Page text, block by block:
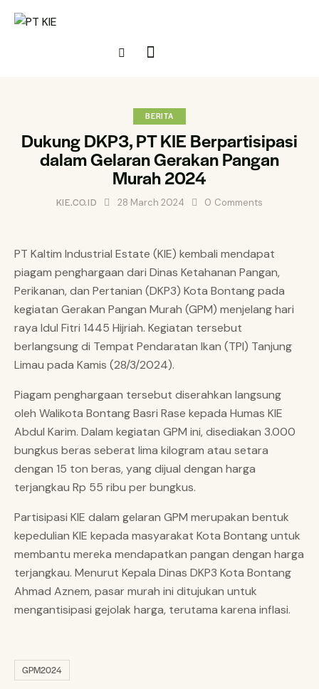
BERITA
Dukung DKP3, PT KIE Berpartisipasi
dalam Gelaran Gerakan Pangan
Murah 2024
KIE.CO.ID 28 March 2024 0 Comments
PT Kaltim Industrial Estate (KIE) kembali mendapat
piagam penghargaan dari Dinas Ketahanan Pangan,
Perikanan, dan Pertanian (DKP3) Kota Bontang pada
kegiatan Gerakan Pangan Murah (GPM) menjelang hari
raya Idul Fitri 1445 Hijriah. Kegiatan tersebut
berlangsung di Tempat Pendaratan Ikan (TPI) Tanjung
Limau pada Kamis (28/3/2024).
Piagam penghargaan tersebut diserahkan langsung
oleh Walikota Bontang Basri Rase kepada Humas KIE
Abdul Karim. Dalam kegiatan GPM ini, disediakan 3.000
bungkus beras seberat lima kilogram atau setara
dengan 15 ton beras, yang dijual dengan harga
terjangkau Rp 55 ribu per bungkus.
Partisipasi KIE dalam gelaran GPM merupakan bentuk
kepedulian KIE kepada masyarakat Kota Bontang untuk
membantu mereka mendapatkan pangan dengan harga
terjangkau. Menurut Kepala Dinas DKP3 Kota Bontang
Ahmad Aznem, pasar murah ini ditujukan untuk
mengantisipasi gejolak harga, terutama karena inflasi.
GPM2024